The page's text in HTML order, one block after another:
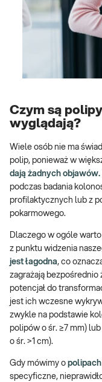
Czym są
wyglądają?
Wiele osób nie ma
polip, ponieważ w
dają żadnych objawów.
podczas badania
profilaktycznych lub z
pokarmowego.
Dlaczego w ogóle
z punktu widzenia
jest łagodna, co
zagrażają bezpośrednio
potencjał do
jest ich wczesne
zwykle na podstawie
polipów o śr. ≥7 mm)
o śr. >1 cm).
Gdy mówimy o
specyficzne,